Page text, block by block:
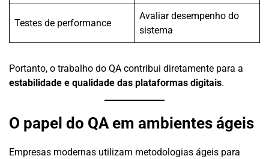
Testes de performance
Avaliar desempenho do
sistema
Portanto, o trabalho do QA contribui diretamente para a
estabilidade e qualidade das plataformas digitais.
O papel do QA em ambientes ágeis
Empresas modernas utilizam metodologias ágeis para